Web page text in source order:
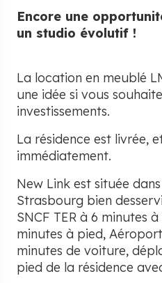
Encore une
un studio évolutif !
La location en meublé
une idée si vous
investissements.
La résidence est livrée,
immédiatement.
New Link est située
Strasbourg bien
SNCF TER à 6 minutes
minutes à pied,
minutes de voiture,
pied de la résidence